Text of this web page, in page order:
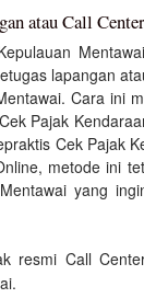
atau Call Center
lapangan
Cara ini
Pajak
Cek Pajak
metode ini
yang
resmi Call